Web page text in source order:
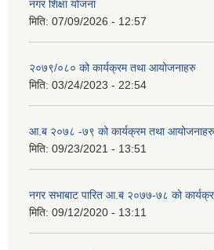
नगर शिक्षा योजना
मिति: 07/09/2026 - 12:57
२०७९/०८० को कार्यक्रम तथा आयोजनाहरु
मिति: 03/24/2023 - 22:54
आ.ब २०७८ -७९ को कार्यक्रम तथा आयोजनाहरु
मिति: 09/23/2021 - 13:51
नगर सभाबाट पारित आ.ब २०७७-७८ को
मिति: 09/12/2020 - 13:11